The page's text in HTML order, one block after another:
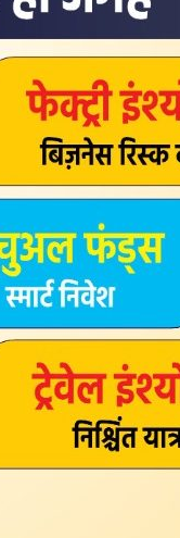
Latest News
सिंह के
धरना
state
तप